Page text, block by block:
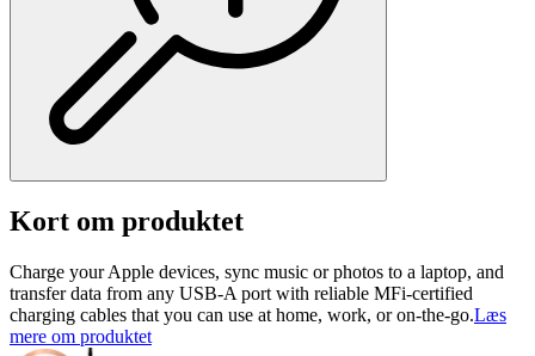
Kort om produktet
Charge your Apple devices, sync music or photos to a laptop, and
transfer data from any USB-A port with reliable MFi-certified
charging cables that you can use at home, work, or on-the-go.Læs
mere om produktet